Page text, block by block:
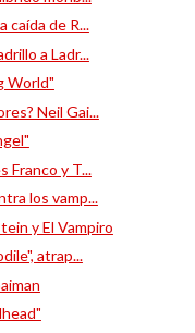
caída de R...
a Ladr...
World"
Neil Gai...
Franco y T...
los vamp...
y El Vampiro
atrap...